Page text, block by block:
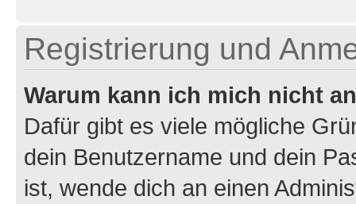
Registrierung und
Warum kann ich mich nicht
Dafür gibt es viele mögliche
dein Benutzername und dein
ist, wende dich an einen